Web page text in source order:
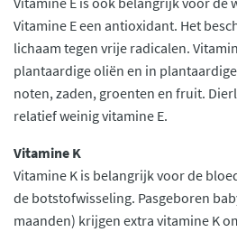
Vitamine E een antioxidant. Het
lichaam tegen vrije radicalen.
plantaardige oliën en in
noten, zaden, groenten en fruit.
relatief weinig vitamine E.
Vitamine K
Vitamine K is belangrijk voor de
de botstofwisseling. Pasgeboren
maanden) krijgen extra vitamine K